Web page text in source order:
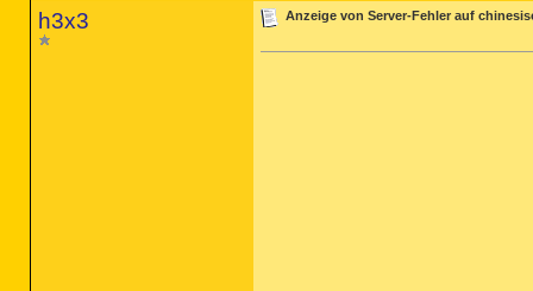
h3x3 Anzeige von Server-Fehler auf